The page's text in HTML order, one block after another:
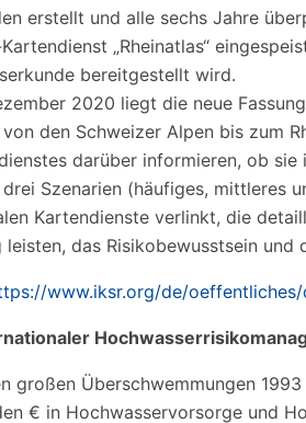
erstellt und alle sechs Jahre
„Rheinatlas“
bereitgestellt wird.
2020 liegt die neue
den Schweizer Alpen bis zum
darüber informieren, ob
Szenarien (häufiges, mittleres
Kartendienste verlinkt, die
leisten, das Risikobewusstsein
www.iksr.org/de/
großen Überschwemmungen
€ in Hochwasservorsorge und